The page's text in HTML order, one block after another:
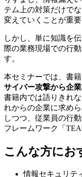
テム上の対策だけで
変えていくことが重
しかし、 単に知識を
際の業務現場での行
す。
本セミナーでは、書
サイバー攻撃から企
書籍内では語りきれ
れからの企業に求め
しつつ、従業員の行
フレームワーク「
こんな方にお
情報セキュリテ